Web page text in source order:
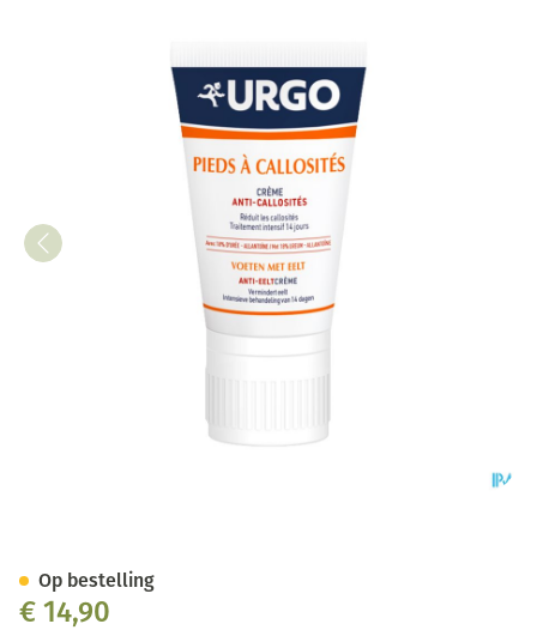
€ 14,90
Op bestelling